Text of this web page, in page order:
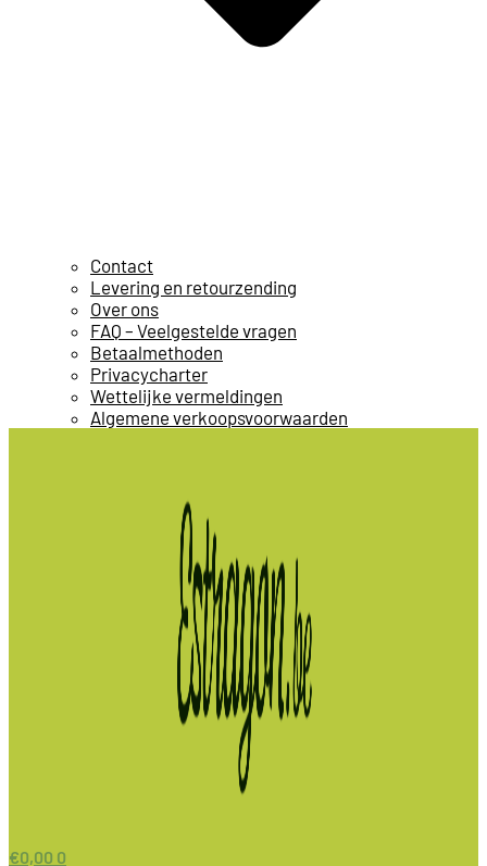
Contact
Levering en retourzending
Over ons
FAQ – Veelgestelde vragen
Betaalmethoden
Privacycharter
Wettelijke vermeldingen
Algemene verkoopsvoorwaarden
€0,00 0